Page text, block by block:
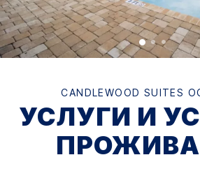
CANDLEWOOD SUITES
УСЛУГИ И